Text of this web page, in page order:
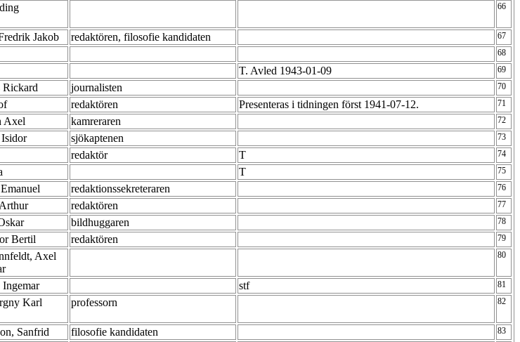
66
Jakob redaktören, filosofie kandidaten 67
68
T. Avled 1943-01-09 69
Rickard journalisten 70
redaktören Presenteras i tidningen först 1941-07-12. 71
Axel kamreraren 72
Isidor sjökaptenen 73
redaktör T 74
T 75
redaktionssekreteraren 76
redaktören 77
bildhuggaren 78
Bertil redaktören 79
Axel
80
Ingemar stf 81
Karl professorn 82
Sanfrid filosofie kandidaten 83